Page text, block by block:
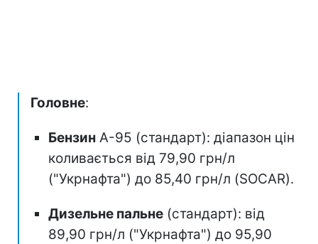
Головне:
Бензин А-95 (стандарт): діапазон цін
коливається від 79,90 грн/л
("Укрнафта") до 85,40 грн/л (SOCAR).
Дизельне пальне (стандарт): від
89,90 грн/л ("Укрнафта") до 95,90